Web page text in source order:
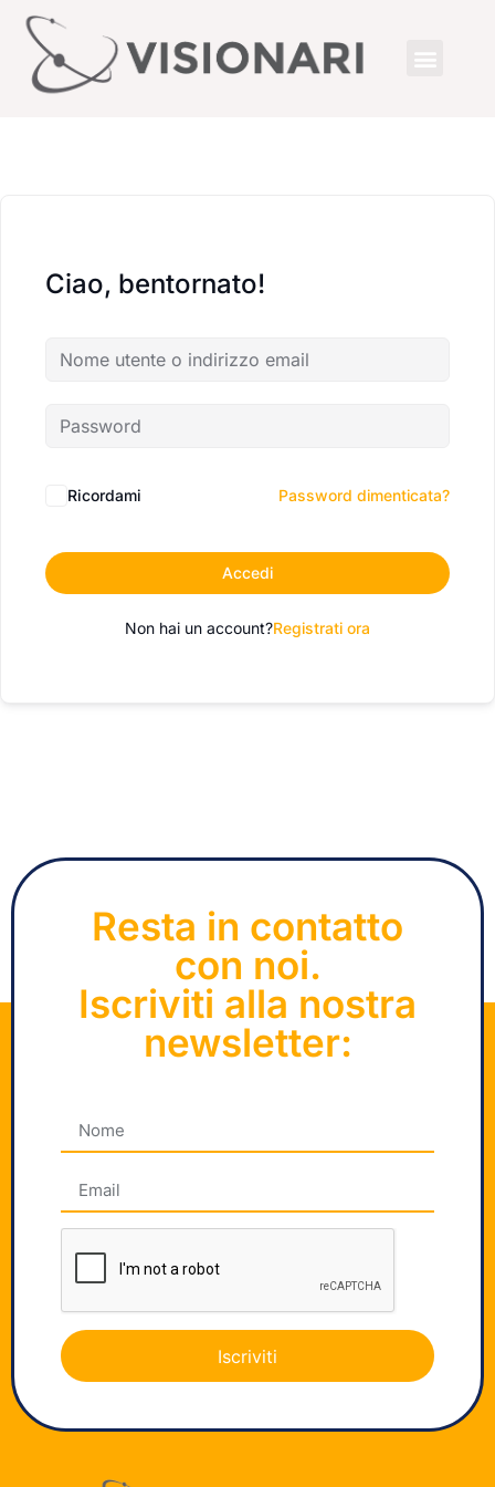
Ciao, bentornato!
Ricordami Password dimenticata?
Accedi
Non hai un account?Registrati ora
Resta in contatto
con noi.
Iscriviti alla nostra
newsletter:
Iscriviti